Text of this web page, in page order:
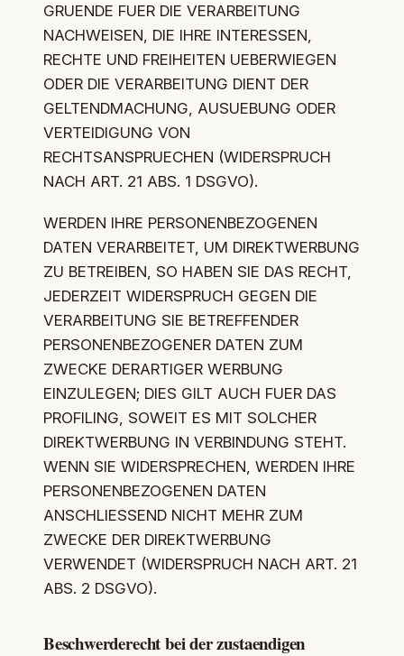
GRUENDE FUER DIE VERARBEITUNG
NACHWEISEN, DIE IHRE INTERESSEN,
RECHTE UND FREIHEITEN UEBERWIEGEN
ODER DIE VERARBEITUNG DIENT DER
GELTENDMACHUNG, AUSUEBUNG ODER
VERTEIDIGUNG VON
RECHTSANSPRUECHEN (WIDERSPRUCH
NACH ART. 21 ABS. 1 DSGVO).
WERDEN IHRE PERSONENBEZOGENEN
DATEN VERARBEITET, UM DIREKTWERBUNG
ZU BETREIBEN, SO HABEN SIE DAS RECHT,
JEDERZEIT WIDERSPRUCH GEGEN DIE
VERARBEITUNG SIE BETREFFENDER
PERSONENBEZOGENER DATEN ZUM
ZWECKE DERARTIGER WERBUNG
EINZULEGEN; DIES GILT AUCH FUER DAS
PROFILING, SOWEIT ES MIT SOLCHER
DIREKTWERBUNG IN VERBINDUNG STEHT.
WENN SIE WIDERSPRECHEN, WERDEN IHRE
PERSONENBEZOGENEN DATEN
ANSCHLIESSEND NICHT MEHR ZUM
ZWECKE DER DIREKTWERBUNG
VERWENDET (WIDERSPRUCH NACH ART. 21
ABS. 2 DSGVO).
Beschwerderecht bei der zustaendigen